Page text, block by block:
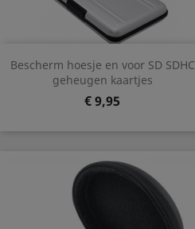
Bescherm hoesje en voor SD SDHC
geheugen kaartjes
Prijs
€ 9,95